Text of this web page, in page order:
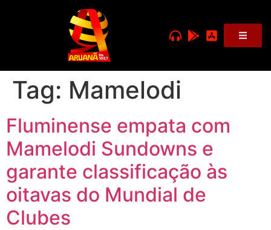
Tag: Mamelodi
Fluminense empata com
Mamelodi Sundowns e
garante classificação às
oitavas do Mundial de
Clubes